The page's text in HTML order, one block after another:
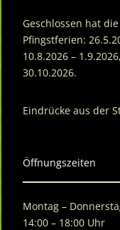
Geschlossen hat
Pfingstferien:
10.8.2026 –
30.10.2026.
Eindrücke aus der
Öffnungszeiten
Montag –
14:00 – 18:00 Uhr